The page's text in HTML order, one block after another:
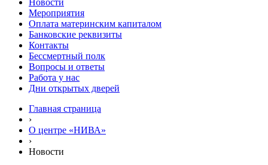
Мероприятия
Оплата материнским капиталом
Банковские реквизиты
Контакты
Бессмертный полк
Вопросы и ответы
Работа у нас
Дни открытых дверей
Главная страница
›
О центре «НИВА»
›
Новости